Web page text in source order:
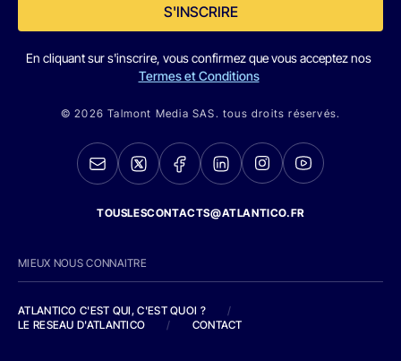
S'INSCRIRE
En cliquant sur s'inscrire, vous confirmez que vous acceptez nos
Termes et Conditions
© 2026 Talmont Media SAS. tous droits réservés.
TOUSLESCONTACTS@ATLANTICO.FR
MIEUX NOUS CONNAITRE
ATLANTICO C'EST QUI, C'EST QUOI ?
/
LE RESEAU D'ATLANTICO
/ CONTACT